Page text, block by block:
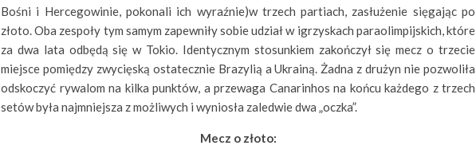
Bośni i Hercegowinie, pokonali ich wyraźnie)w trzech partiach, zasłużenie sięgając po
złoto. Oba zespoły tym samym zapewniły sobie udział w igrzyskach paraolimpijskich, które
za dwa lata odbędą się w Tokio. Identycznym stosunkiem zakończył się mecz o trzecie
miejsce pomiędzy zwycięską ostatecznie Brazylią a Ukrainą. Żadna z drużyn nie pozwoliła
odskoczyć rywalom na kilka punktów, a przewaga Canarinhos na końcu każdego z trzech
setów była najmniejsza z możliwych i wyniosła zaledwie dwa „oczka”.
Mecz o złoto: